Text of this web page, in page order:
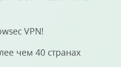
VPN!
чем 40 странах